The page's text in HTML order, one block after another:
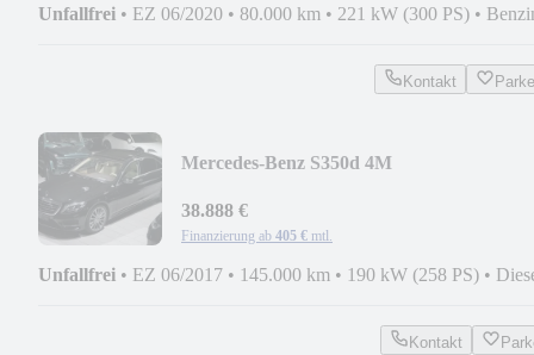
Unfallfrei • EZ 06/2020 • 80.000 km • 221 kW (300 PS) •
Kontakt
Mercedes-Benz S350d 4M
CL*BURMES
38.888 €
Finanzierung ab 405 € mtl.
Unfallfrei • EZ 06/2017 • 145.000 km • 190 kW (258 PS) •
Kontakt